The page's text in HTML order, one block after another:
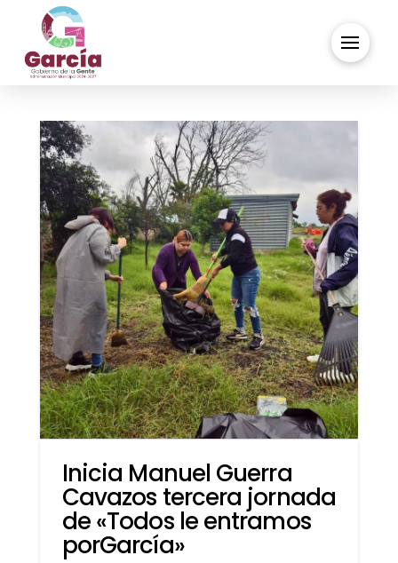
Inicia Manuel Guerra
Cavazos tercera jornada
de «Todos le entramos
porGarcía»